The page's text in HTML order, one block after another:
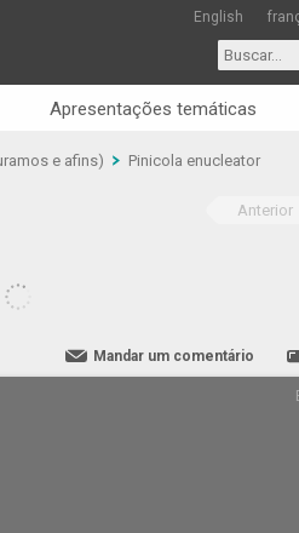
English
Apresentações temáticas
e afins) Pinicola enucleator
Anterior
Mandar um comentário